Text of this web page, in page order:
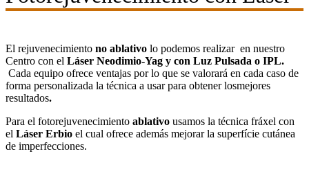
El rejuvenecimiento no ablativo lo podemos realizar en nuestro
Centro con el Láser Neodimio-Yag y con Luz Pulsada o IPL.
Cada equipo ofrece ventajas por lo que se valorará en cada caso de
forma personalizada la técnica a usar para obtener losmejores
resultados.
Para el fotorejuvenecimiento ablativo usamos la técnica fráxel con
el Láser Erbio el cual ofrece además mejorar la superfície cutánea
de imperfecciones.